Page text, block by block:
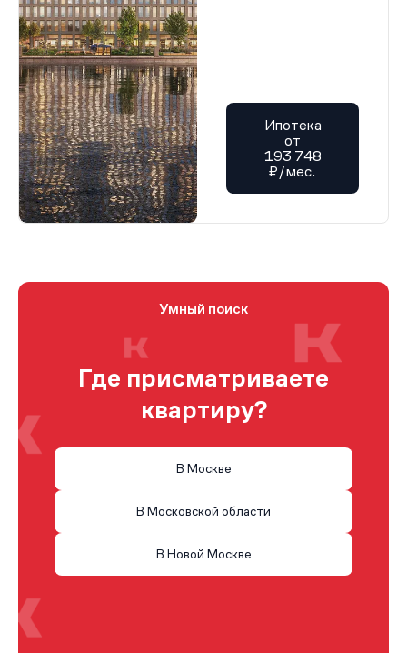
Ипотека
от
193 748
₽/мес.
Умный поиск
Где присматриваете
квартиру?
В Москве
В Московской области
В Новой Москве